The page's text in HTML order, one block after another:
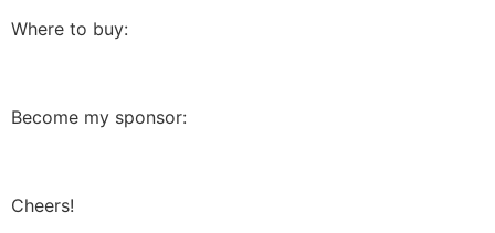
Where to buy:
Become my sponsor:
Cheers!